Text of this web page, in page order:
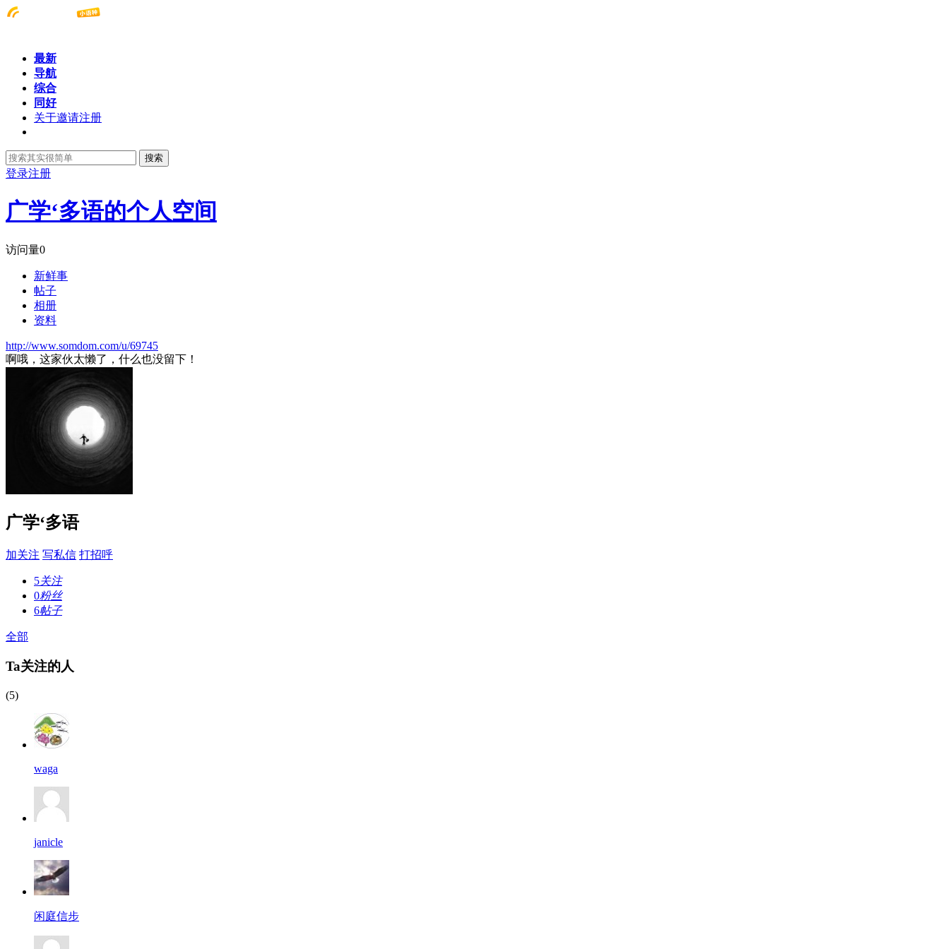
最新
导航
综合
同好
关于邀请注册
搜索
登录注册
广学‘多语的个人空间
访问量0
新鲜事
帖子
相册
资料
http://www.somdom.com/u/69745
啊哦，这家伙太懒了，什么也没留下！
广学‘多语
加关注 写私信 打招呼
5关注
0粉丝
6帖子
全部
Ta关注的人
(5)
waga
janicle
闲庭信步